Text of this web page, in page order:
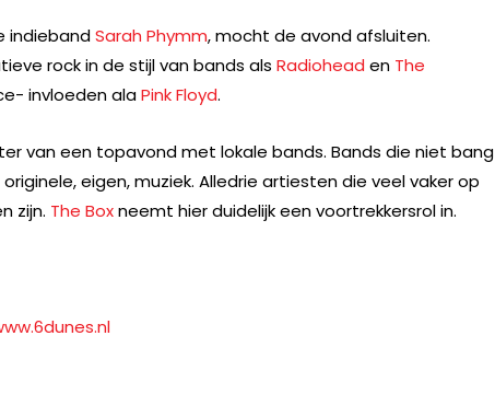
indiebandSarah Phymm, mocht de avond afsluiten.
rock in de stijl van bands als Radiohead en The
invloeden alaPink Floyd.
van een topavond met lokale bands. Bands die niet bang
eigen, muziek. Alledrie artiesten die veel vaker op
zijn. The Boxneemt hier duidelijk een voortrekkersrol in.